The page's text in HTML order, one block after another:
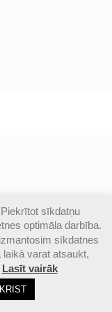
| Visassīkdatņu
optimāla darbība.
sīkdatnes
varat atsaukt,
Lasīt vairāk